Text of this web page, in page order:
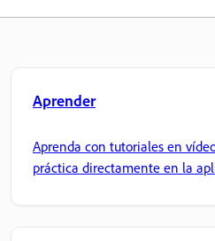
Aprender
Aprenda con tutoriales en
práctica directamente en la